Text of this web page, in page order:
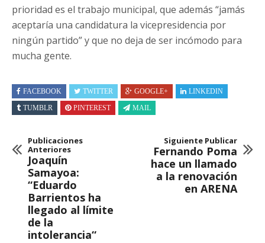
prioridad es el trabajo municipal, que además “jamás
aceptaría una candidatura la vicepresidencia por
ningún partido” y que no deja de ser incómodo para
mucha gente.
FACEBOOK TWITTER GOOGLE+
LINKEDIN
TUMBLR
PINTEREST MAIL
Publicaciones
Anteriores
Joaquín
Samayoa:
“Eduardo
Barrientos ha
llegado al límite
de la
intolerancia“
Siguiente Publicar
Fernando Poma
hace un llamado
a la renovación
en ARENA